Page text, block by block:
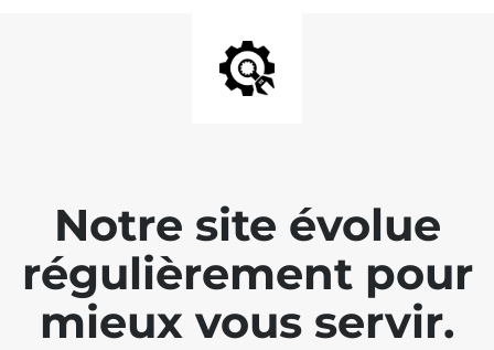
Notre site évolue
régulièrement pour
mieux vous servir.